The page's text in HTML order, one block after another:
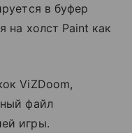
в буфер
на холст Paint как
ViZDoom,
файл
игры.